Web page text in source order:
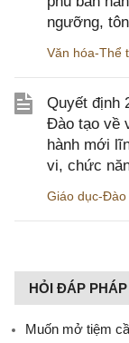
ngưỡng,
Văn hóa-Thể
Quyết định
Đào tạo về
hành mới
vi, chức
Giáo dục-
HỎI ĐÁP
Muốn mở tiệm